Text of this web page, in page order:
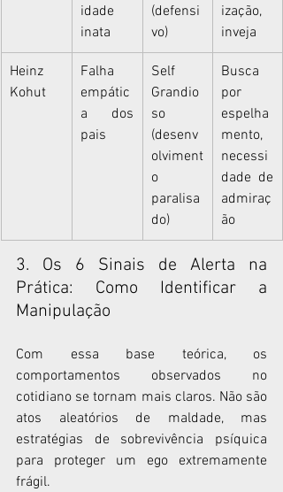
idade
inata
(defensi
vo)
ização,
inveja
Heinz
Kohut
Falha
empátic
a dos
pais
Self
Grandio
so
(desenv
olviment
o
paralisa
do)
Busca
por
espelha
mento,
necessi
dade de
admiraç
ão
3. Os 6 Sinais de Alerta na
Prática: Como Identificar a
Manipulação
Com essa base teórica, os
comportamentos observados no
cotidiano se tornam mais claros. Não são
atos aleatórios de maldade, mas
estratégias de sobrevivência psíquica
para proteger um ego extremamente
frágil.